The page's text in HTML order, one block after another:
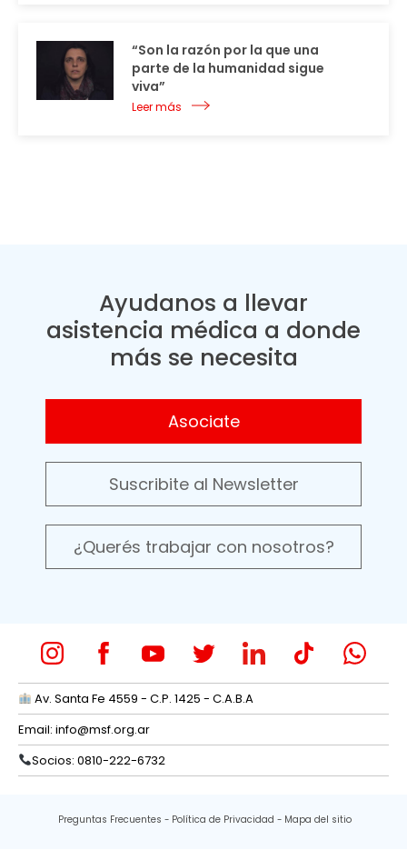
“Son la razón por la que una
parte de la humanidad sigue
viva”
Leer más
Ayudanos a llevar
asistencia médica a donde
más se necesita
Asociate
Suscribite al Newsletter
¿Querés trabajar con nosotros?
Av. Santa Fe 4559 - C.P. 1425 - C.A.B.A
Email: info@msf.org.ar
Socios: 0810-222-6732
Preguntas Frecuentes Política de Privacidad Mapa del sitio